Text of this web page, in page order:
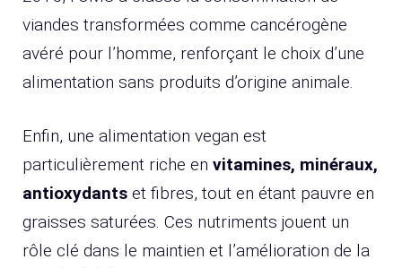
viandes transformées comme cancérogène
avéré pour l’homme, renforçant le choix d’une
alimentation sans produits d’origine animale.
Enfin, une alimentation vegan est
particulièrement riche en vitamines, minéraux,
antioxydants et fibres, tout en étant pauvre en
graisses saturées. Ces nutriments jouent un
rôle clé dans le maintien et l’amélioration de la